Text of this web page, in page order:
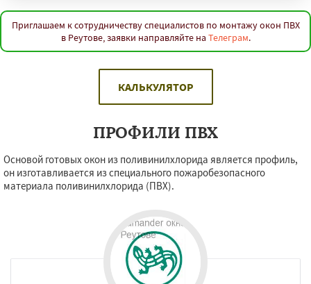
Приглашаем к сотрудничеству специалистов по монтажу окон ПВХ
в Реутове, заявки направляйте на Телеграм.
КАЛЬКУЛЯТОР
ПРОФИЛИ ПВХ
Основой готовых окон из поливинилхлорида является профиль,
он изготавливается из специального пожаробезопасного
материала поливинилхлорида (ПВХ).